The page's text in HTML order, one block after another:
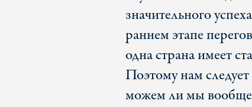
значительного
раннем этапе
одна страна имеет
Поэтому нам
можем ли мы вообще